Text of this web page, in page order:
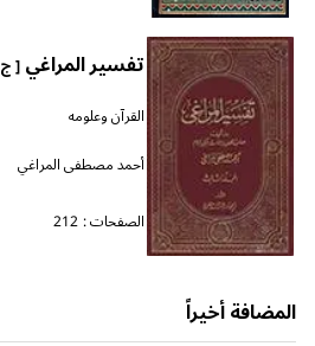
تفسير المراغي[ ج ٩ ]
القرآن وعلومه
أحمد مصطفى المراغي
الصفحات : 212
المضافة أخيراً